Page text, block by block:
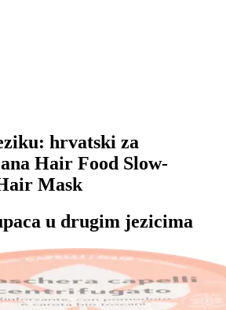
hrvatski za
Hair Food Slow-
Mask
u drugim jezicima